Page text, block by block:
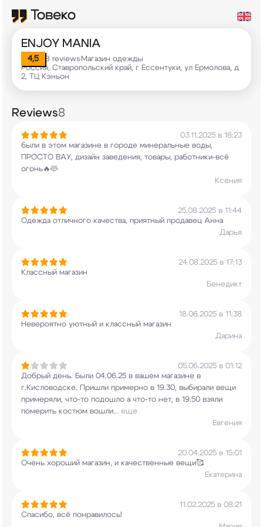
ENJOY MANIA
4,5 8 reviews•Магазин одежды
Россия, Ставропольский край, г Ессентуки, ул Ермолова, д
2, ТЦ Кэньон
Reviews8
03.11.2025 в 18:23
были в этом магазине в городе минеральные воды,
ПРОСТО ВАУ, дизайн заведения, товары, работники-всё
огонь🔥😻
Ксения
25.08.2025 в 11:44
Одежда отличного качества, приятный продавец Анна
Дарья
24.08.2025 в 17:13
Классный магазин
Бенедикт
18.06.2025 в 11:38
Невероятно уютный и классный магазин
Дарина
05.06.2025 в 01:12
Добрый день. Были 04.06.25 в вашем магазине в
г.Кисловодске. Пришли примерно в 19.30, выбирали вещи
примеряли, что-то подошло а что-то нет, в 19.50 взяли
померить костюм вошли... еще
Евгения
20.04.2025 в 15:01
Очень хороший магазин, и качественные вещи🥰
Екатерина
11.02.2025 в 08:21
Спасибо, всё понравилось!